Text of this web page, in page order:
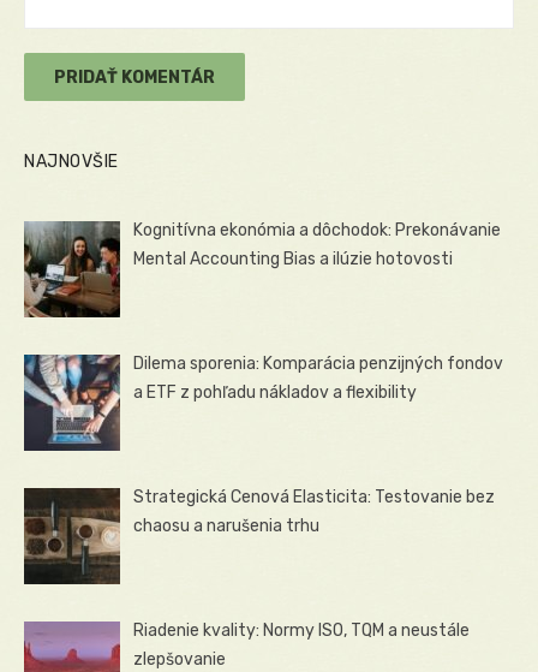
NAJNOVŠIE
Kognitívna ekonómia a dôchodok: Prekonávanie
Mental Accounting Bias a ilúzie hotovosti
Dilema sporenia: Komparácia penzijných fondov
a ETF z pohľadu nákladov a flexibility
Strategická Cenová Elasticita: Testovanie bez
chaosu a narušenia trhu
Riadenie kvality: Normy ISO, TQM a neustále
zlepšovanie